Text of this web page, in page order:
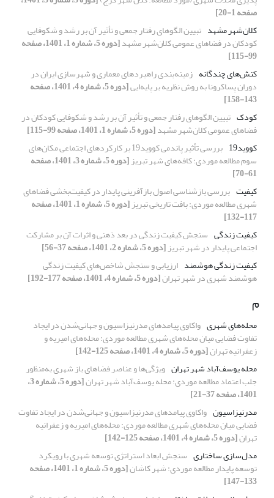
صفحه 1-20]
کلان‌شهر مشهد تبیین الگوهای رفتار جمعی و تأثیر آن بر رشد و شکوفایی
کودکان در فضاهای عمومی کلان‌شهر مشهد [دوره 5، شماره 1، 1401، صفحه
99-115]
کنش‌های چندگانه زمینه‌بندی راهبردهای معماری و شهرسازی ایران در
دوران پساکرونا به روش نظریه بر پایه‌ایی [دوره 5، شماره 4، 1401، صفحه
143-158]
کودک تبیین الگوهای رفتار جمعی و تأثیر آن بر رشد و شکوفایی کودکان در
فضاهای عمومی کلان‌شهر مشهد[دوره 5، شماره 1، 1401، صفحه 99-115]
کووید19
بررسی تأثیر پاندمی کووید19 بر کارکردهای اجتماعی مکان‌های
سوم مطالعه موردی: کافه‌های شهر تبریز [دوره 5، شماره 3، 1401، صفحه
61-70]
کیفیت بررسی بازشناسی اصول بازآفرینی پایدار در کیفیت‌بخشی فضاهای
شهری مطالعه موردی: بافت تاریخی تبریز [دوره 5، شماره 1، 1401، صفحه
117-132]
کیفیت زندگی سنجش کیفیت زندگی در بعد ذهنی و اثرات آن بر مشارکت
اجتماعی پایدار در شهر تبریز[دوره 5، شماره 2، 1401، صفحه 37-56]
کیفیت زندگی هوشمند ارزیابی و سنجش شاخص‌های کیفیت زندگی
هوشمند شهری در شهر تهران[دوره 5، شماره 4، 1401، صفحه 177-192]
م
محله‌های شهری واکاوی پیامدهای مدرنیزاسیون و جهانی‌شدن در ایجاد
تفاوت فضایی میان محله‌های شهری مطالعه موردی: محله‌های امیریه و
زعفرانیه تهران[دوره 5، شماره 4، 1401، صفحه 125-142]
محله یوسف‌آباد شهر تهران ویژگی‌ها و عناصر فضاهای باز شهری به‌منظور
جلب اعتماد مطالعه موردی: محله یوسف‌آباد شهر تهران [دوره 5، شماره 3،
1401، صفحه 37-21]
مدرنیزاسیون واکاوی پیامدهای مدرنیزاسیون و جهانی‌شدن در ایجاد تفاوت
فضایی میان محله‌های شهری مطالعه موردی: محله‌های امیریه و زعفرانیه
تهران[دوره 5، شماره 4، 1401، صفحه 125-142]
مدل‌سازی ساختاری سنجش ابعاد استراتژی توسعه شهری با رویکرد
توسعه پایدار مطالعه موردی: شهر کاشان [دوره 5، شماره 1، 1401، صفحه
133-147]